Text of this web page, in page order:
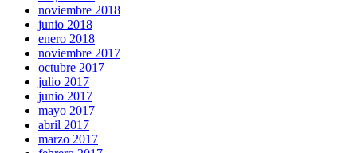
noviembre 2018
junio 2018
enero 2018
noviembre 2017
octubre 2017
julio 2017
junio 2017
mayo 2017
abril 2017
marzo 2017